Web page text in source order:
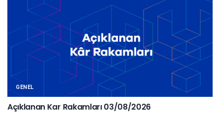
GENEL
Açıklanan Kar Rakamları 03/08/2026